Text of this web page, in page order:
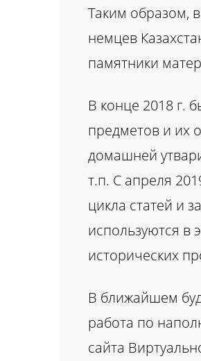
Таким образом,
немцев
памятники
В конце 2018 г.
предметов и их
домашней
т.п. C апреля
цикла статей и
используются в
исторических
В ближайшем
работа по
сайта